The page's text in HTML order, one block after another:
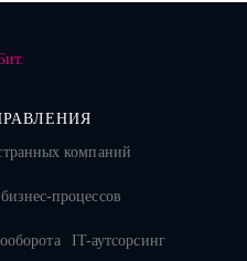
компаний
процессов
IT-аутсорсинг